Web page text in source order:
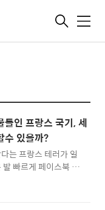
메
인 프랑스 국기, 세
수 있을까?
는 프랑스 테러가 일
빠르게 페이스북 사
국기로 합성 시킬 수